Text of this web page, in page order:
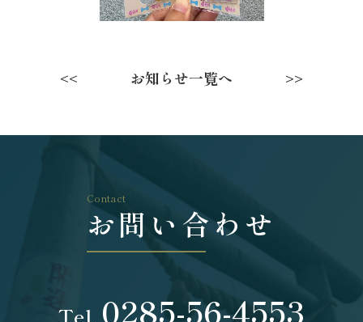
<< お知らせ一覧へ >>
お問い合わせ
Contact
Tel. 0285-56-4553